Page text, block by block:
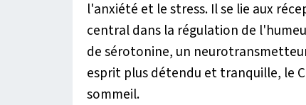
l'anxiété et le stress. Il se lie aux
central dans la régulation de
de sérotonine, un
esprit plus détendu et tranquille, le
sommeil.